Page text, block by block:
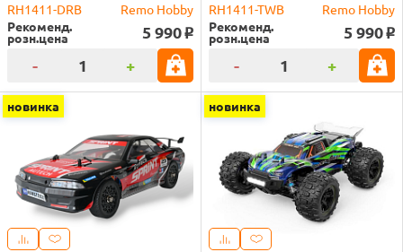
RH1411-DRB
Remo Hobby
Рекоменд.
розн.цена 5 990 o
- +
RH1411-TWB
Remo Hobby
Рекоменд.
розн.цена 5 990 o
- +
новинка новинка